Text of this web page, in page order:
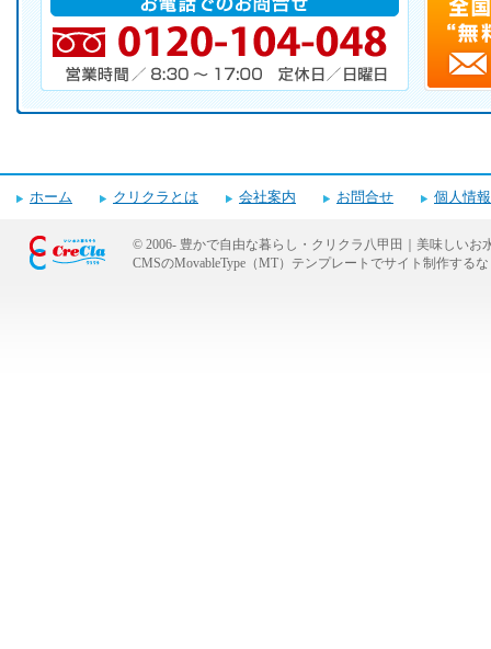
電話番号・営業時間・定休日
ホーム クリクラとは 会社案内 お問合せ 個人情
© 2006- 豊かで自由な暮らし・クリクラ八甲田｜美味しいお
CMSのMovableType（MT）テンプレートでサイト制作する